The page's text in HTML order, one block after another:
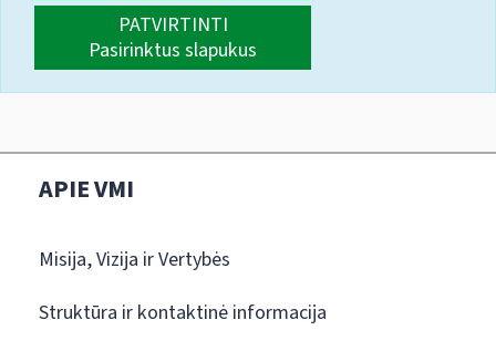
PATVIRTINTI
Pasirinktus slapukus
APIE VMI
Misija, Vizija ir Vertybės
Struktūra ir kontaktinė informacija